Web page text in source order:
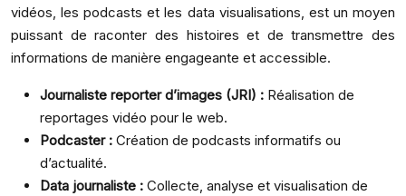
vidéos, les podcasts et les data visualisations, est un moyen
puissant de raconter des histoires et de transmettre des
informations de manière engageante et accessible.
Journaliste reporter d’images (JRI) : Réalisation de
reportages vidéo pour le web.
Podcaster : Création de podcasts informatifs ou
d’actualité.
Data journaliste : Collecte, analyse et visualisation de